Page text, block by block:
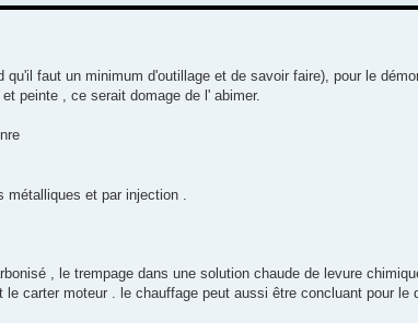
faut un minimum d'outillage et de savoir faire), pour le
peinte , ce serait domage de l' abimer.
métalliques et par injection .
, le trempage dans une solution chaude de levure
carter moteur . le chauffage peut aussi être concluant pour le